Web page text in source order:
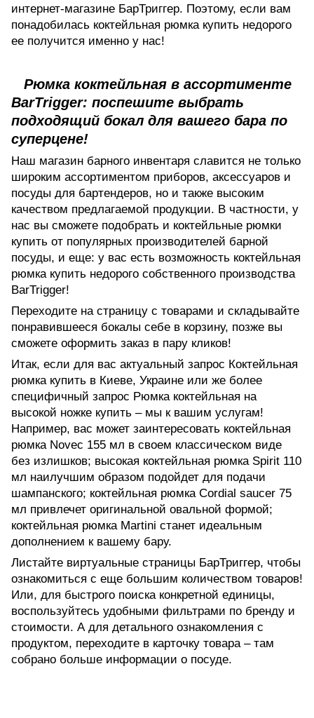
интернет-магазине БарТриггер. Поэтому, если вам
понадобилась коктейльная рюмка купить недорого
ее получится именно у нас!
Рюмка коктейльная в ассортименте
BarTrigger: поспешите выбрать
подходящий бокал для вашего бара по
суперцене!
Наш магазин барного инвентаря славится не только
широким ассортиментом приборов, аксессуаров и
посуды для бартендеров, но и также высоким
качеством предлагаемой продукции. В частности, у
нас вы сможете подобрать и коктейльные рюмки
купить от популярных производителей барной
посуды, и еще: у вас есть возможность коктейльная
рюмка купить недорого собственного производства
BarTrigger!
Переходите на страницу с товарами и складывайте
понравившееся бокалы себе в корзину, позже вы
сможете оформить заказ в пару кликов!
Итак, если для вас актуальный запрос Коктейльная
рюмка купить в Киеве, Украине или же более
специфичный запрос Рюмка коктейльная на
высокой ножке купить – мы к вашим услугам!
Например, вас может заинтересовать коктейльная
рюмка Novec 155 мл в своем классическом виде
без излишков; высокая коктейльная рюмка Spirit 110
мл наилучшим образом подойдет для подачи
шампанского; коктейльная рюмка Cordial saucer 75
мл привлечет оригинальной овальной формой;
коктейльная рюмка Martini станет идеальным
дополнением к вашему бару.
Листайте виртуальные страницы БарТриггер, чтобы
ознакомиться с еще большим количеством товаров!
Или, для быстрого поиска конкретной единицы,
воспользуйтесь удобными фильтрами по бренду и
стоимости. А для детального ознакомления с
продуктом, переходите в карточку товара – там
собрано больше информации о посуде.